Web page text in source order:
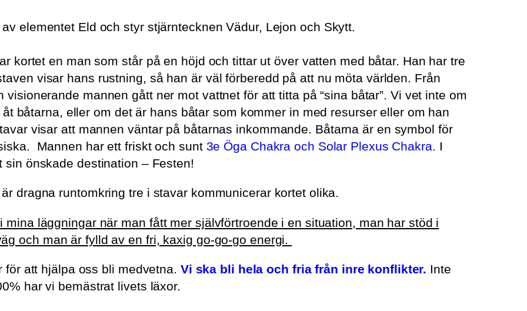
elementet Eld och styr stjärntecknen Vädur, Lejon och Skytt.
kortet en man som står på en höjd och tittar ut över vatten med båtar. Han har tre
visar hans rustning, så han är väl förberedd på att nu möta världen. Från
visionerande mannen gått ner mot vattnet för att titta på “sina båtar”. Vi vet inte om
båtarna, eller om det är hans båtar som kommer in med resurser eller om han
visar att mannen väntar på båtarnas inkommande. Båtarna är en symbol för
Mannen har ett friskt och sunt3e Öga Chakra och Solar Plexus Chakra. I
önskade destination – Festen!
dragna runtomkring tre i stavar kommunicerar kortet olika.
mina läggningar när man fått mer självförtroende i en situation, man har stöd i
och man är fylld av en fri, kaxig go-go-go energi.
att hjälpa oss bli medvetna. Vi ska bli hela och fria från inre konflikter. Inte
har vi bemästrat livets läxor.